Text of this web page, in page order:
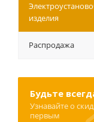
изделия
Распродажа
Будьте
Узнавайте о
первым